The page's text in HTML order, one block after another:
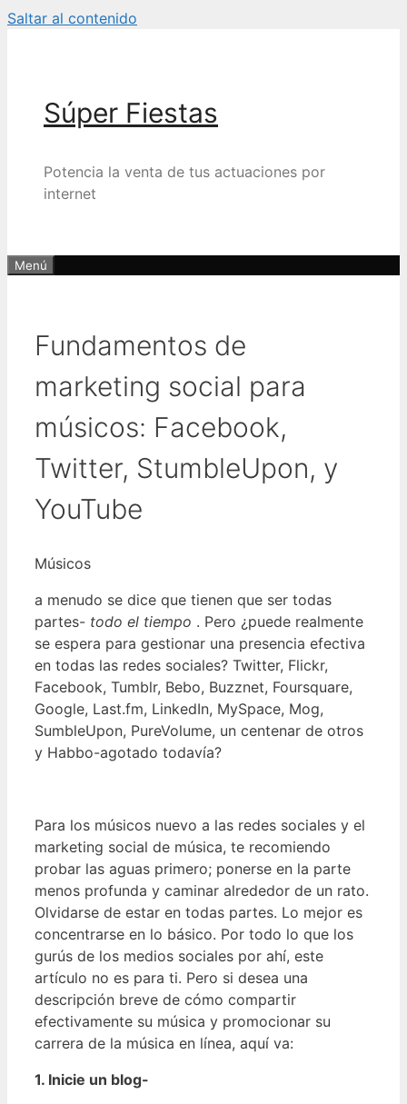
Saltar al contenido
Súper Fiestas
Potencia la venta de tus actuaciones por
internet
Menú
Fundamentos de
marketing social para
músicos: Facebook,
Twitter, StumbleUpon, y
YouTube
Músicos
a menudo se dice que tienen que ser todas
partes- todo el tiempo . Pero ¿puede realmente
se espera para gestionar una presencia efectiva
en todas las redes sociales? Twitter, Flickr,
Facebook, Tumblr, Bebo, Buzznet, Foursquare,
Google, Last.fm, LinkedIn, MySpace, Mog,
SumbleUpon, PureVolume, un centenar de otros
y Habbo-agotado todavía?
Para los músicos nuevo a las redes sociales y el
marketing social de música, te recomiendo
probar las aguas primero; ponerse en la parte
menos profunda y caminar alrededor de un rato.
Olvidarse de estar en todas partes. Lo mejor es
concentrarse en lo básico. Por todo lo que los
gurús de los medios sociales por ahí, este
artículo no es para ti. Pero si desea una
descripción breve de cómo compartir
efectivamente su música y promocionar su
carrera de la música en línea, aquí va:
1. Inicie un blog-